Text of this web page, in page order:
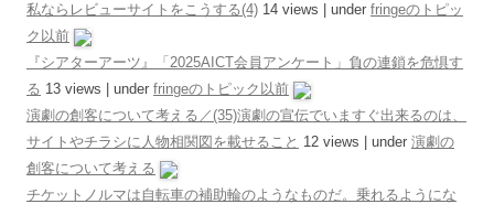
私ならレビューサイトをこうする(4) 14 views under fringeのトピッ
ク以前
『シアターアーツ』「2025AICT会員アンケート」負の連鎖を危惧す
る 13 views under fringeのトピック以前
演劇の創客について考える／(35)演劇の宣伝でいますぐ出来るのは、
サイトやチラシに人物相関図を載せること 12 views under 演劇の
創客について考える
チケットノルマは自転車の補助輪のようなものだ。乗れるようにな